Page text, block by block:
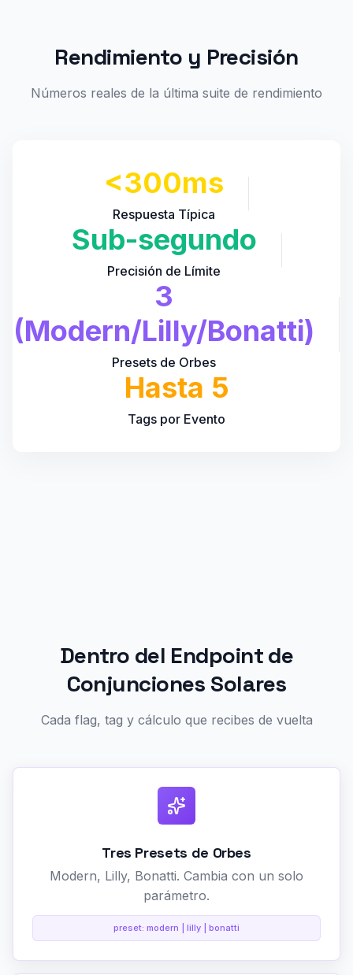
Rendimiento y Precisión
Números reales de la última suite de rendimiento
<300ms
Respuesta Típica
Sub-segundo
Precisión de Límite
3
(Modern/Lilly/Bonatti)
Presets de Orbes
Hasta 5
Tags por Evento
Dentro del Endpoint de
Conjunciones Solares
Cada flag, tag y cálculo que recibes de vuelta
Tres Presets de Orbes
Modern, Lilly, Bonatti. Cambia con un solo
parámetro.
preset: modern | lilly | bonatti